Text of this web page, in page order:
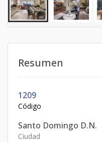
Resumen
1209
Código
Santo Domingo D.N.
Ciudad